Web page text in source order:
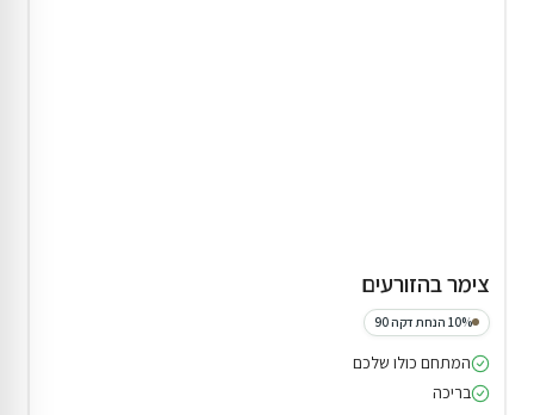
צימר בהזורעים
10% הנחת דקה 90
המתחם כולו שלכם
בריכה